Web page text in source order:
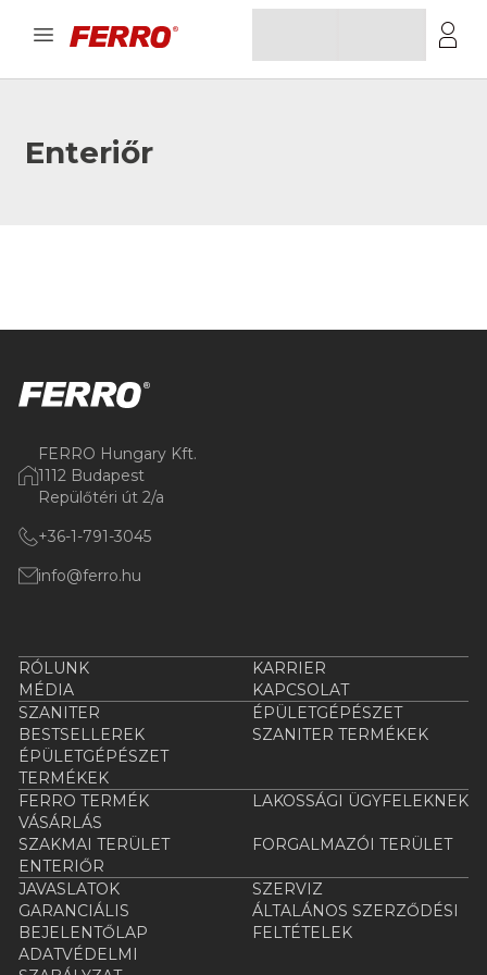
Enteriőr
FERRO Hungary Kft.
1112 Budapest
Repülőtéri út 2/a
+36-1-791-3045
info@ferro.hu
RÓLUNK
KARRIER
MÉDIA
KAPCSOLAT
SZANITER
ÉPÜLETGÉPÉSZET
BESTSELLEREK
SZANITER TERMÉKEK
ÉPÜLETGÉPÉSZET
TERMÉKEK
FERRO TERMÉK
VÁSÁRLÁS
LAKOSSÁGI ÜGYFELEKNEK
SZAKMAI TERÜLET
FORGALMAZÓI TERÜLET
ENTERIŐR
JAVASLATOK
SZERVIZ
GARANCIÁLIS
BEJELENTŐLAP
ÁLTALÁNOS SZERZŐDÉSI
FELTÉTELEK
ADATVÉDELMI